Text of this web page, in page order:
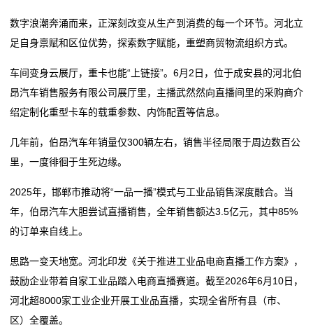
数字浪潮奔涌而来，正深刻改变从生产到消费的每一个环节。河北立
足自身禀赋和区位优势，探索数字赋能，重塑商贸物流组织方式。
车间变身云展厅，重卡也能“上链接”。6月2日，位于成安县的河北伯
昂汽车销售服务有限公司展厅里，主播武然然向直播间里的采购商介
绍定制化重型卡车的载重参数、内饰配置等信息。
几年前，伯昂汽车年销量仅300辆左右，销售半径局限于周边数百公
里，一度徘徊于生死边缘。
2025年，邯郸市推动将“一品一播”模式与工业品销售深度融合。当
年，伯昂汽车大胆尝试直播销售，全年销售额达3.5亿元，其中85%
的订单来自线上。
思路一变天地宽。河北印发《关于推进工业品电商直播工作方案》，
鼓励企业带着自家工业品踏入电商直播赛道。截至2026年6月10日，
河北超8000家工业企业开展工业品直播，实现全省所有县（市、
区）全覆盖。